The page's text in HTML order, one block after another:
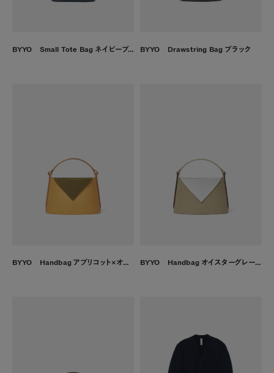
BYYO Small Tote Bag ネイビーブルー BYYO Drawstring Bag ブラック
BYYO Handbag アプリコット×オリーブ BYYO Handbag オイスターグレー×ライトグレー